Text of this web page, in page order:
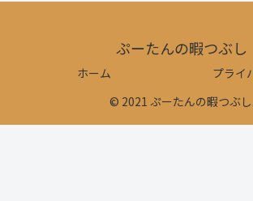
ぷーたんの暇つぶし
ホーム
プライ
© 2021 ぷーたんの暇つぶし.